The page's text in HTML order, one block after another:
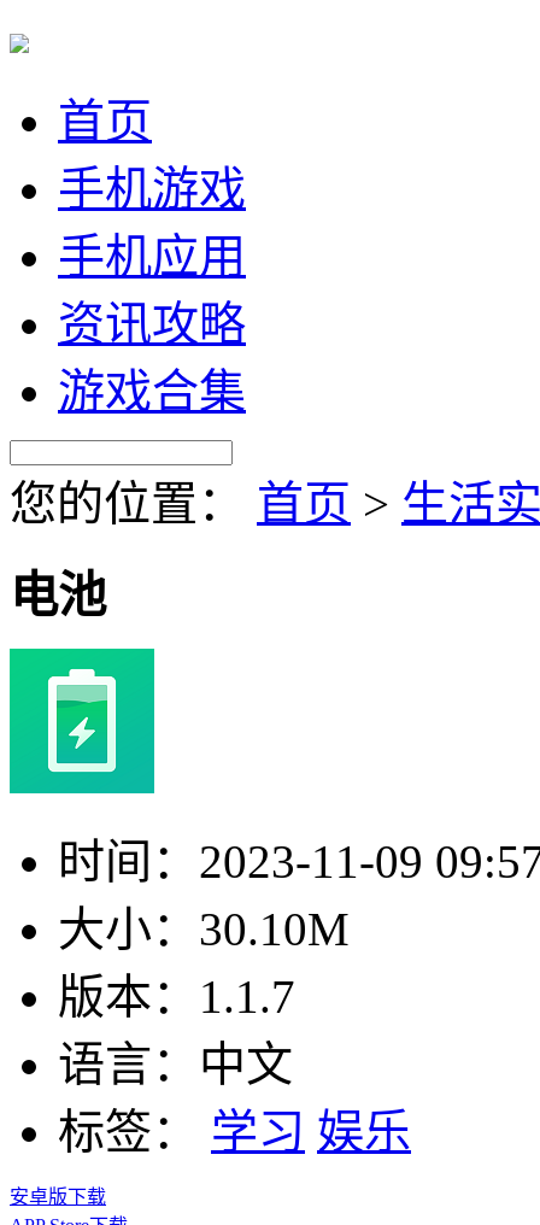
首页
手机游戏
手机应用
资讯攻略
游戏合集
您的位置： 首页 > 生活
电池
时间： 2023-11-09
大小： 30.10M
版本： 1.1.7
语言： 中文
标签：
学习 娱乐
安卓版下载